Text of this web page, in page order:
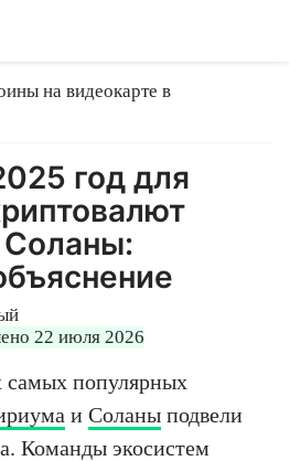
на видеокарте в
год для
22 июля 2026
самых популярных
и Соланы подвели
Команды экосистем